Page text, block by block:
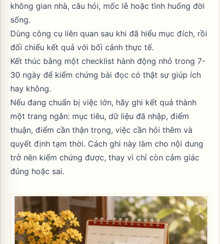
không gian nhà, câu hỏi, mốc lễ hoặc tình huống đời
sống.
Dùng công cụ liên quan sau khi đã hiểu mục đích, rồi
đối chiếu kết quả với bối cảnh thực tế.
Kết thúc bằng một checklist hành động nhỏ trong 7-
30 ngày để kiểm chứng bài đọc có thật sự giúp ích
hay không.
Nếu đang chuẩn bị việc lớn, hãy ghi kết quả thành
một trang ngắn: mục tiêu, dữ liệu đã nhập, điểm
thuận, điểm cần thận trọng, việc cần hỏi thêm và
quyết định tạm thời. Cách ghi này làm cho nội dung
trở nên kiểm chứng được, thay vì chỉ còn cảm giác
đúng hoặc sai.